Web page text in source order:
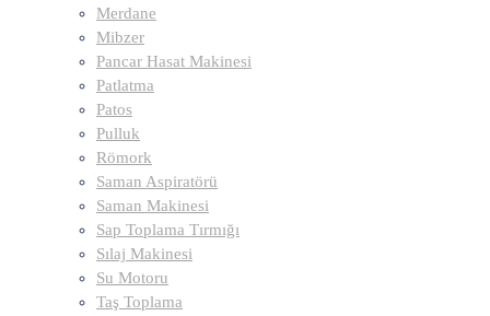
Merdane
Mibzer
Pancar Hasat Makinesi
Patlatma
Patos
Pulluk
Römork
Saman Aspiratörü
Saman Makinesi
Sap Toplama Tırmığı
Sılaj Makinesi
Su Motoru
Taş Toplama